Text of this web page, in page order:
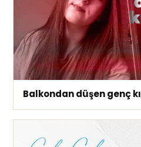
Balkondan düşen genç